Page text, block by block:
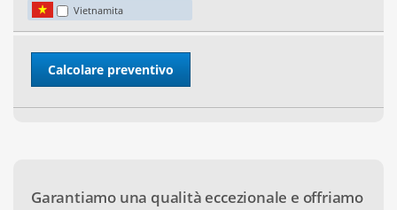
Vietnamita
Garantiamo una qualità eccezionale e offriamo